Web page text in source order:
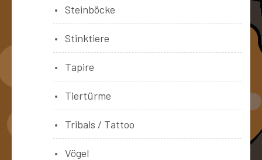
Steinböcke
Stinktiere
Tapire
Tiertürme
Tribals / Tattoo
Vögel